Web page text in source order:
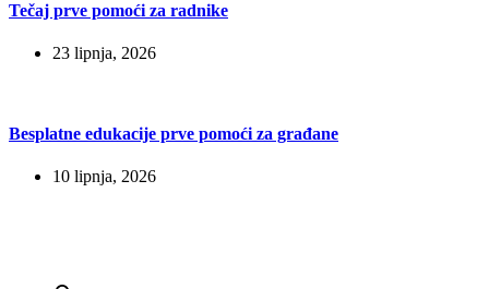
Tečaj prve pomoći za radnike
23 lipnja, 2026
Besplatne edukacije prve pomoći za građane
10 lipnja, 2026